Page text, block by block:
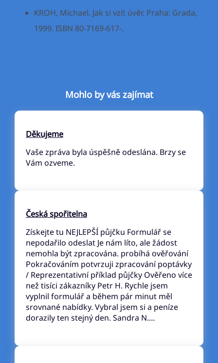
KROH, Michael. Jak si vzít úvěr. Praha: Grada,
1999. ISBN 80-7169-617-.
Mohlo by vás zajímat
Děkujeme
Vaše zpráva byla úspěšně odeslána. Brzy se
Vám ozveme.
Česká spořitelna
Získejte tu NEJLEPŠÍ půjčku Formulář se
nepodařilo odeslat Je nám líto, ale žádost
nemohla být zpracována. probíhá ověřování
Pokračováním potvrzuji zpracování poptávky
/ Reprezentativní příklad půjčky Ověřeno více
než tisíci zákazníky Petr H. Rychle jsem
vyplnil formulář a během pár minut měl
srovnané nabídky. Vybral jsem si a peníze
dorazily ten stejný den. Sandra N.…